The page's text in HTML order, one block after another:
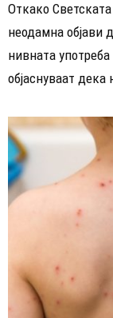
Откако
неодамна објави
нивната
објаснуваат